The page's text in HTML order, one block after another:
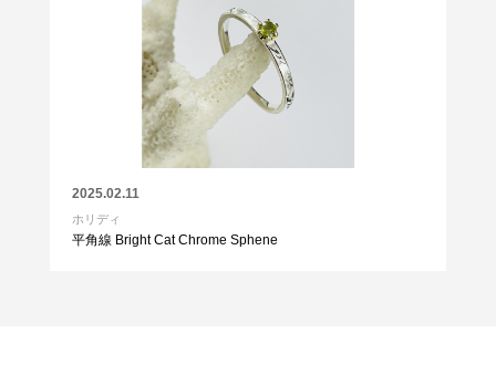
2025.02.11
ホリディ
平角線 Bright Cat Chrome Sphene